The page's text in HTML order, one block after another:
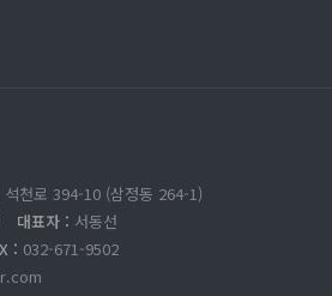
천로 394-10 (삼정동 264-1)
대표자 : 서동선
: 032-671-9502